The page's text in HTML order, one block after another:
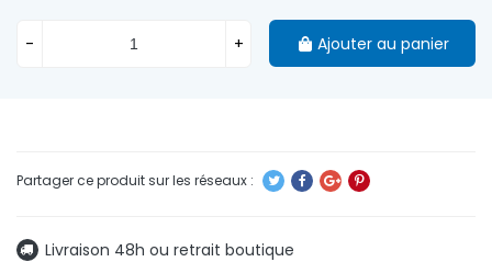
Livraison 48h ou retrait boutique
- + Ajouter au panier